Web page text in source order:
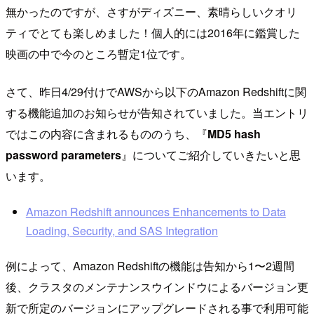
無かったのですが、さすがディズニー、素晴らしいクオリ
ティでとても楽しめました！個人的には2016年に鑑賞した
映画の中で今のところ暫定1位です。
さて、昨日4/29付けでAWSから以下のAmazon Redshiftに関
する機能追加のお知らせが告知されていました。当エントリ
ではこの内容に含まれるもののうち、『MD5 hash
password parameters』についてご紹介していきたいと思
います。
Amazon Redshift announces Enhancements to Data
Loading, Security, and SAS Integration
例によって、Amazon Redshiftの機能は告知から1〜2週間
後、クラスタのメンテナンスウインドウによるバージョン更
新で所定のバージョンにアップグレードされる事で利用可能